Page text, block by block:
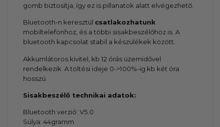
gomb biztosítja, így ez is pillanatok alatt elvégezhető.
Bluetooth-n keresztül csatlakozhatunk
mobiltelefonhoz, és a többi sisakbeszélőhöz is. A
bluetooth kapcsolat stabil a készülékek között.
Akkumlátoros kivitel, kb 12 órás üzemidővel
rendelkezik. A töltési ideje 0->100%-ig kb két óra
hosszú.
Sisakbeszélő technikai adatok:
Bluetooth verzió: V5.0
Súlya: 44gramm